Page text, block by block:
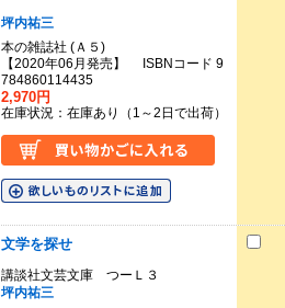
坪内祐三
本の雑誌社 (Ａ５)
【2020年06月発売】 ISBNコード 9
784860114435
2,970円
在庫状況：在庫あり（1～2日で出荷）
文学を探せ
講談社文芸文庫 つーＬ３
坪内祐三